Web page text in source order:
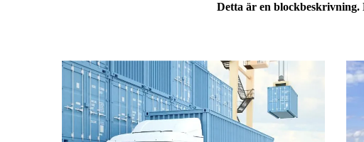
Detta är en